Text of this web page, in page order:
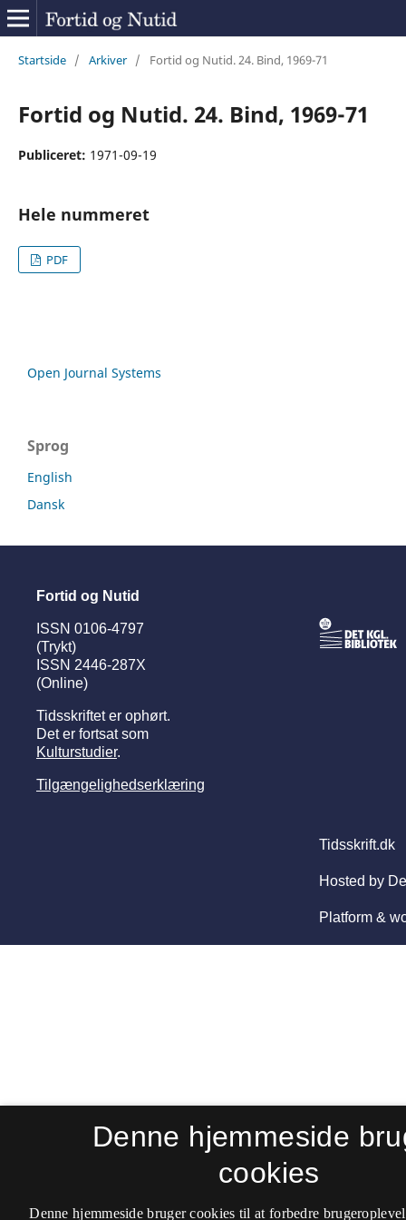
Startside / Arkiver / Fortid og Nutid. 24. Bind, 1969-71
Fortid og Nutid. 24. Bind, 1969-71
Publiceret: 1971-09-19
Hele nummeret
PDF
Open Journal Systems
Sprog
English
Dansk
Fortid og Nutid
ISSN 0106-4797
(Trykt)
ISSN 2446-287X
(Online)
Tidsskriftet er ophørt.
Det er fortsat som
Kulturstudier.
Tilgængelighedserklæring
Denne hjemmeside
cookies
Denne hjemmeside bruger cookies til at forbedre